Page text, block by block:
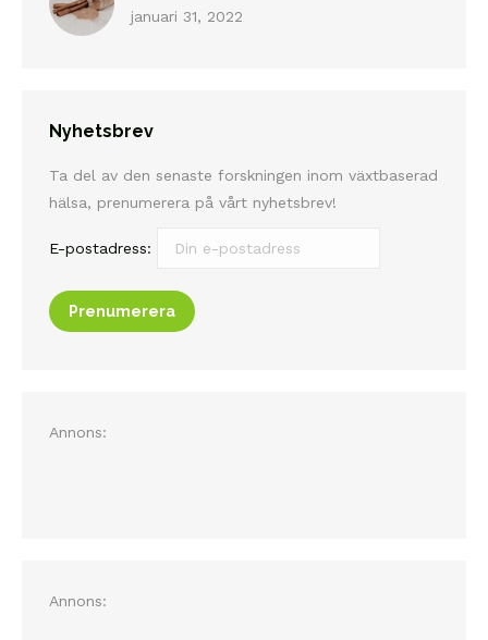
januari 31, 2022
Nyhetsbrev
Ta del av den senaste forskningen inom växtbaserad
hälsa, prenumerera på vårt nyhetsbrev!
E-postadress:
Annons:
Annons: